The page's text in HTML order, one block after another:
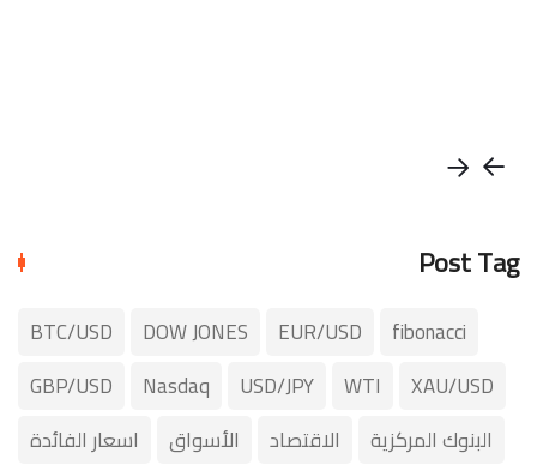
Post Tag
BTC/USD DOW JONES EUR/USD
fibonacci
GBP/USD
Nasdaq USD/JPY WTI
XAU/USD
اسعار الفائدة
الأسواق الاقتصاد
البنوك المركزية